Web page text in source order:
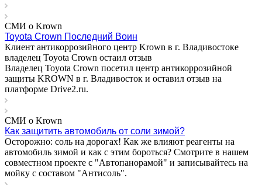
СМИ о Krown
Toyota Crown Последний Воин
Клиент антикоррозийного центр Krown в г. Владивостоке
владелец Toyota Crown остаил отзыв
Владелец Toyota Crown посетил центр антикоррозийной
защиты KROWN в г. Владивосток и оставил отзыв на
платформе Drive2.ru .
СМИ о Krown
Как защитить автомобиль от соли зимой?
Оcторожно: соль на дорогах! Как же влияют реагенты на
автомобиль зимой и как с этим бороться? Смотрите в нашем
совместном проекте с "Автопанорамой" и записывайтесь на
мойку с составом "Антисоль".